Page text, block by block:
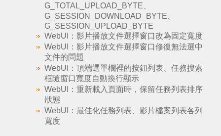
G_TOTAL_UPLOAD_BYTE、
G_SESSION_DOWNLOAD_BYTE、
G_SESSION_UPLOAD_BYTE
WebUI：影片播放文件選擇窗口改為固定寬度
WebUI：影片播放文件選擇窗口修復無法選中
文件的問題
WebUI：頂端選單欄裡的按鈕列表、任務搜索
框隨窗口寬度自動換行顯示
WebUI：重新載入頁面時，保留任務列表排序
狀態
WebUI：最佳化任務列表、影片檔案列表各列
寬度